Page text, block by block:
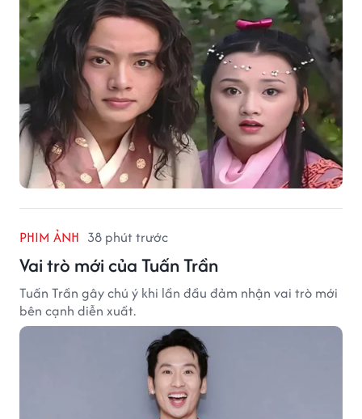
PHIM ẢNH 38 phút trước
Vai trò mới của Tuấn Trần
Tuấn Trần gây chú ý khi lần đầu đảm nhận vai trò mới
bên cạnh diễn xuất.